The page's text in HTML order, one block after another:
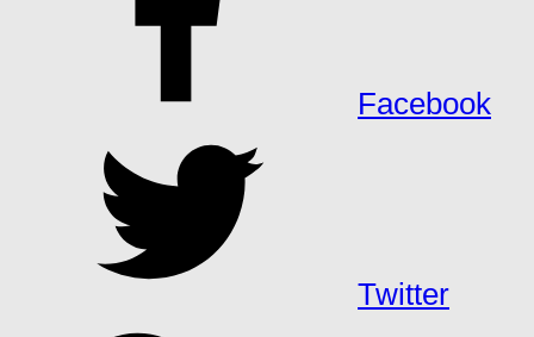
Facebook
Twitter